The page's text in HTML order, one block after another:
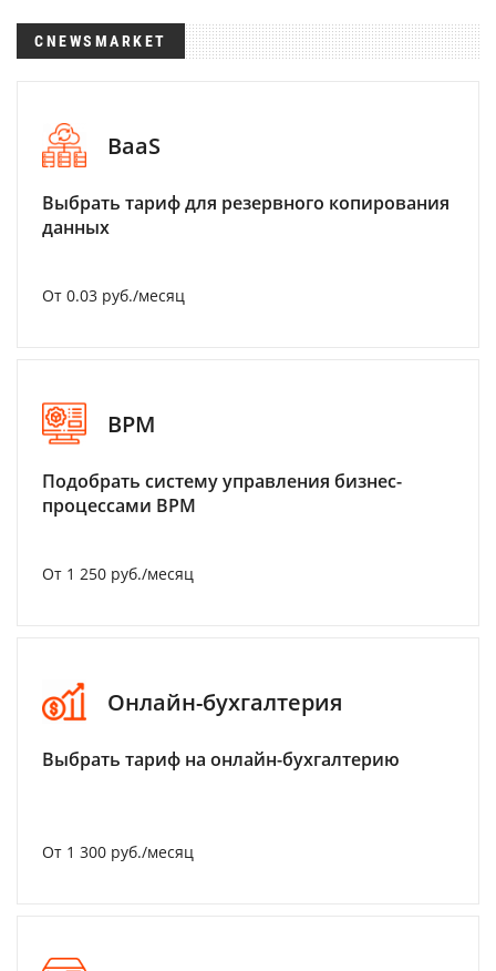
CNEWSMARKET
BaaS
Выбрать тариф для резервного копирования
данных
От 0.03 руб./месяц
BPM
Подобрать систему управления бизнес-
процессами BPM
От 1 250 руб./месяц
Онлайн-бухгалтерия
Выбрать тариф на онлайн-бухгалтерию
От 1 300 руб./месяц